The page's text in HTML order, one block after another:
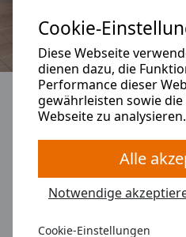
MONZA
Cookie-
Diese Webseite
dienen dazu, die
Performance dieser
gewährleisten sowie
Webseite zu analysieren.
Alle
Notwendige
Cookie-Einstellungen